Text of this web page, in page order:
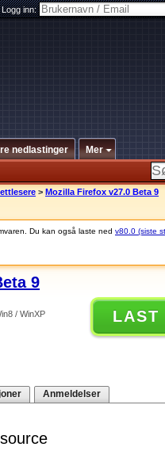
Logg inn:
nedlastinger Mer
> Mozilla Firefox v27.0 Beta 9
Du kan også laste ned v80.0 (siste
9
/ WinXP LAST
Anmeldelser